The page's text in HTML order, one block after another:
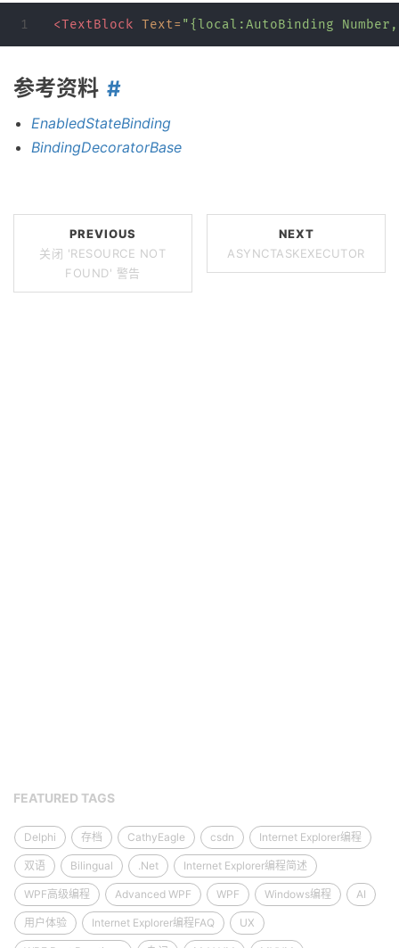
<TextBlock Text= "{local:AutoBinding
参考资料
EnabledStateBinding
BindingDecoratorBase
PREVIOUS
关闭 'RESOURCE NOT
FOUND' 警告
NEXT
ASYNCTASKEXECUTOR
FEATURED TAGS
Delphi 存档 CathyEagle csdn Internet Explorer编程
双语 Bilingual .Net Internet Explorer编程简述
WPF高级编程 Advanced WPF WPF Windows编程 AI
用户体验 Internet Explorer编程FAQ UX